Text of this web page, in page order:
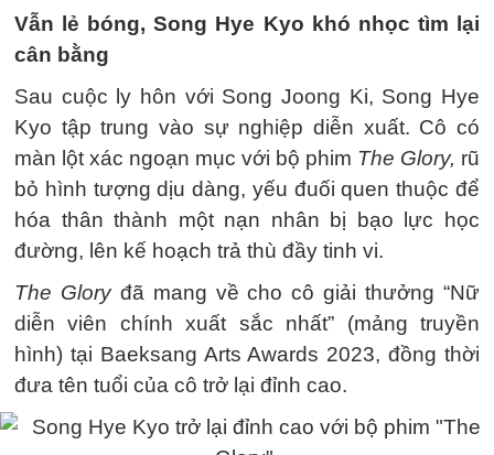
Vẫn lẻ bóng, Song Hye Kyo khó nhọc tìm lại
cân bằng
Sau cuộc ly hôn với Song Joong Ki, Song Hye
Kyo tập trung vào sự nghiệp diễn xuất. Cô có
màn lột xác ngoạn mục với bộ phim The Glory, rũ
bỏ hình tượng dịu dàng, yếu đuối quen thuộc để
hóa thân thành một nạn nhân bị bạo lực học
đường, lên kế hoạch trả thù đầy tinh vi.
The Gloryđã mang về cho cô giải thưởng “Nữ
diễn viên chính xuất sắc nhất” (mảng truyền
hình) tại Baeksang Arts Awards 2023, đồng thời
đưa tên tuổi của cô trở lại đỉnh cao.